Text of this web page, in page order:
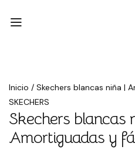
Inicio / Skechers blancas niña |
Rebajado
SKECHERS
Skechers blancas
Amortiguadas y